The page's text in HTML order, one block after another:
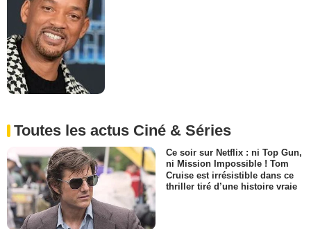
Toutes les actus Ciné & Séries
Ce soir sur Netflix : ni Top Gun,
ni Mission Impossible ! Tom
Cruise est irrésistible dans ce
thriller tiré d’une histoire vraie